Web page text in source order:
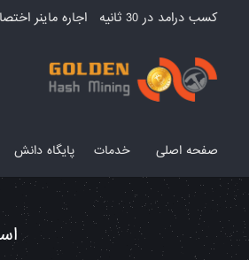
کسب درامد در 30 ثانیه اجاره ماینر
صفحه اصلی خدمات پایگاه دانش